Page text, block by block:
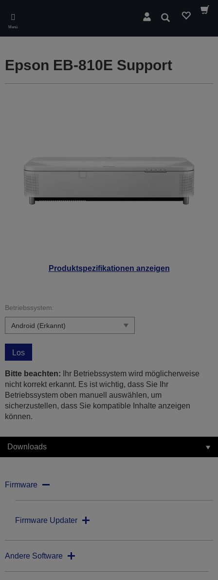
main
content
Menü
Suchen
Produktspezifikationen anzeigen
Epson EB-810E Support
Betriebssystem:
Los
Bitte beachten: Ihr Betriebssystem wird möglicherweise
nicht korrekt erkannt. Es ist wichtig, dass Sie Ihr
Betriebssystem oben manuell auswählen, um
sicherzustellen, dass Sie kompatible Inhalte anzeigen
können.
Downloads
Firmware
Firmware Updater
Andere Software